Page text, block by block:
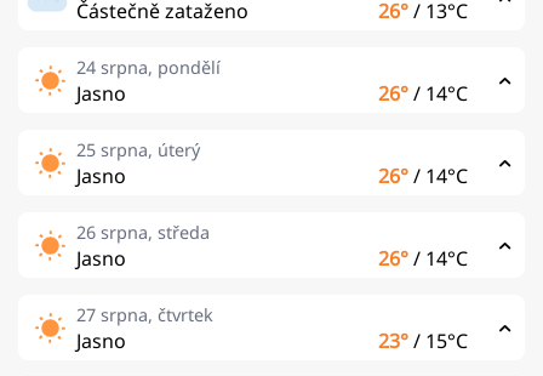
Částečně zataženo 26°/ 13°C
24 srpna, pondělí
Jasno 26°/ 14°C
25 srpna, úterý
Jasno 26°/ 14°C
26 srpna, středa
Jasno 26°/ 14°C
27 srpna, čtvrtek
Jasno 23°/ 15°C